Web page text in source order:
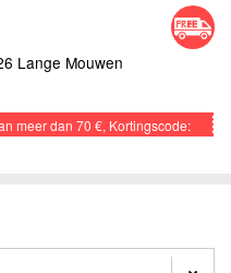
Lange Mouwen
meer dan 70 €, Kortingscode: